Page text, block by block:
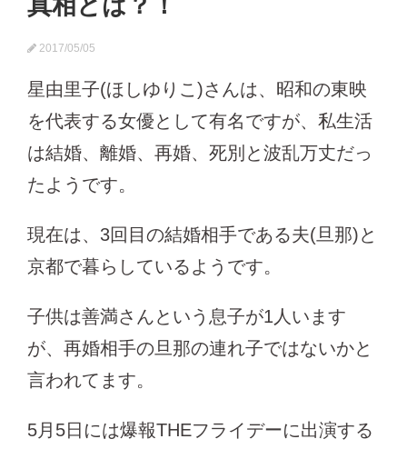
2017/05/05
星由里子(ほしゆりこ)さんは、昭和の東映
を代表する女優として有名ですが、私生活
は結婚、離婚、再婚、死別と波乱万丈だっ
たようです。
現在は、3回目の結婚相手である夫(旦那)と
京都で暮らしているようです。
子供は善満さんという息子が1人います
が、再婚相手の旦那の連れ子ではないかと
言われてます。
5月5日には爆報THEフライデーに出演する